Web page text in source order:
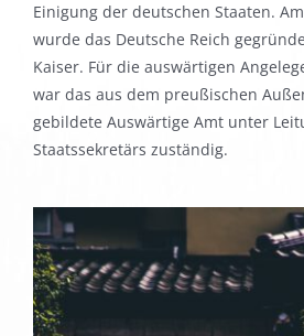
Einigung der deutschen Staaten.
wurde das Deutsche Reich
Kaiser. Für die auswärtigen
war das aus dem preußischen
gebildete Auswärtige Amt unter
Staatssekretärs zuständig.